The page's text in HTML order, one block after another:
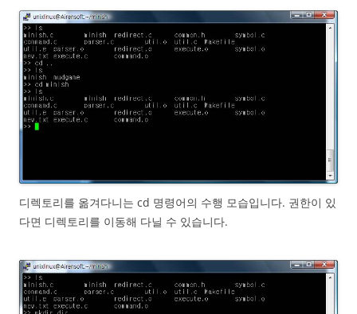
디렉토리를 옮겨다니는 cd 명령어의 수행 모습입니다. 권한이 있
다면 디렉토리를 이동해 다닐 수 있습니다.